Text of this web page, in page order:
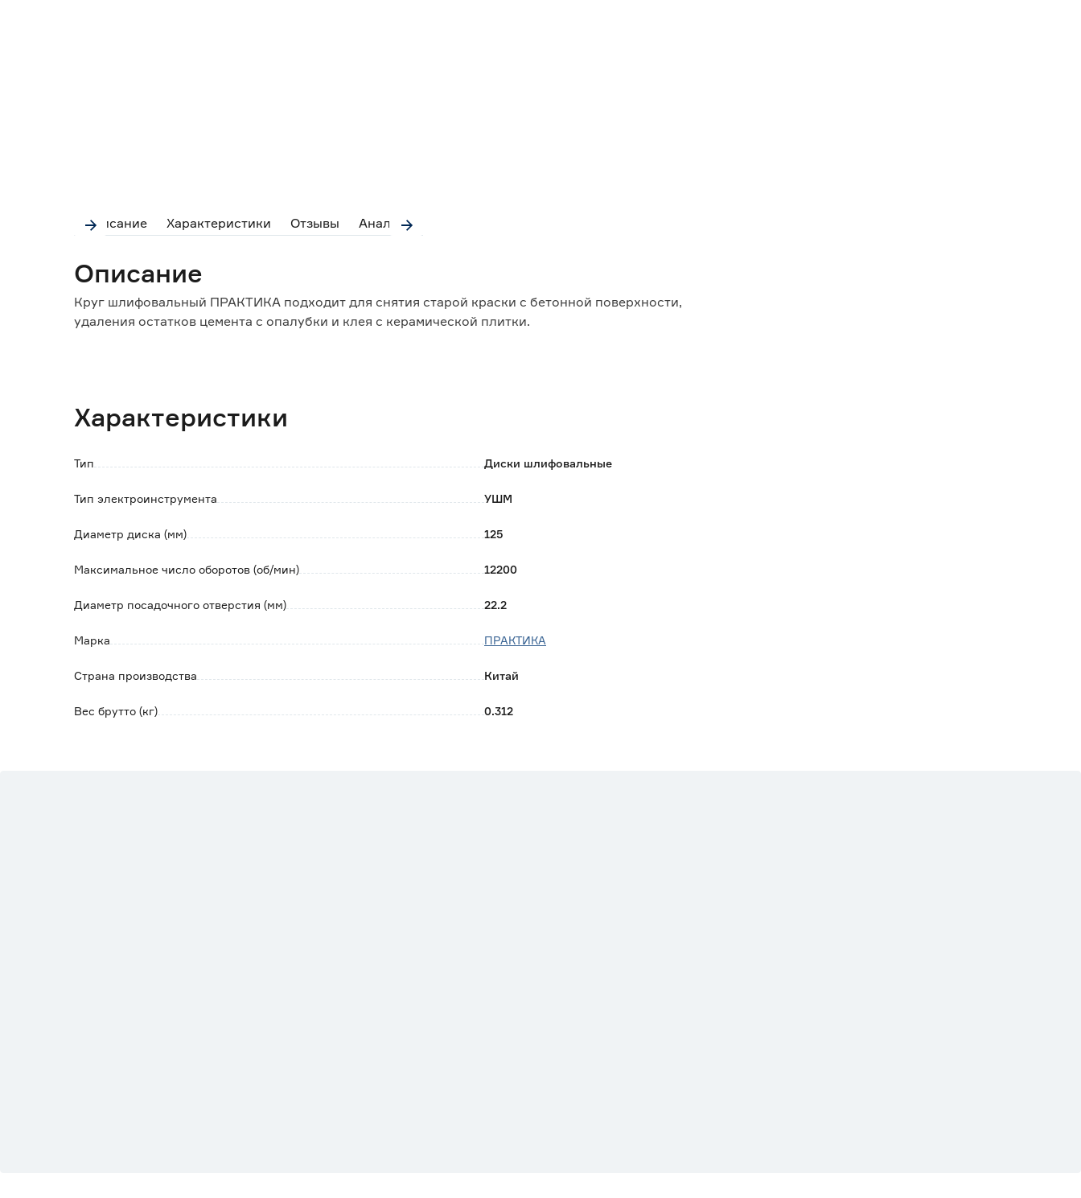
Описание Характеристики Отзывы Аналоги
Описание
Круг шлифовальный ПРАКТИКА подходит для снятия старой краски с бетонной поверхности,
удаления остатков цемента с опалубки и клея с керамической плитки.
- изготовлен из инструментальной стали, на рабочую часть нанесены карбид-вольфрамовые
Характеристики
Тип Диски шлифовальные
Тип электроинструмента УШМ
Диаметр диска (мм) 125
Максимальное число оборотов (об/мин) 12200
Диаметр посадочного отверстия (мм) 22.2
Марка ПРАКТИКА
Страна производства Китай
Вес брутто (кг) 0.312